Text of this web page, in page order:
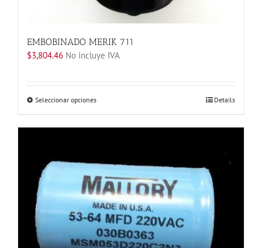
EMBOBINADO MERIK 711
$3,804.46 No incluye IVA
Seleccionar opcionesEste
tiene
Las
opciones
se
pueden
elegir
en
la
Details